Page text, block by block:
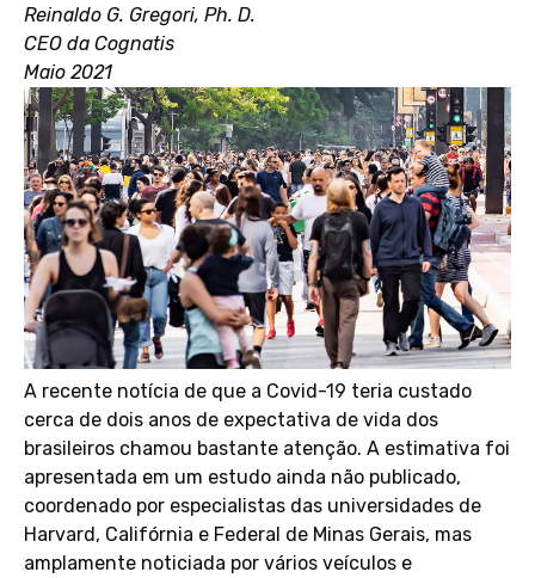
Reinaldo G. Gregori, Ph. D.
CEO da Cognatis
Maio 2021
A recente notícia de que a Covid-19 teria custado
cerca de dois anos de expectativa de vida dos
brasileiros chamou bastante atenção. A estimativa foi
apresentada em um estudo ainda não publicado,
coordenado por especialistas das universidades de
Harvard, Califórnia e Federal de Minas Gerais, mas
amplamente noticiada por vários veículos e